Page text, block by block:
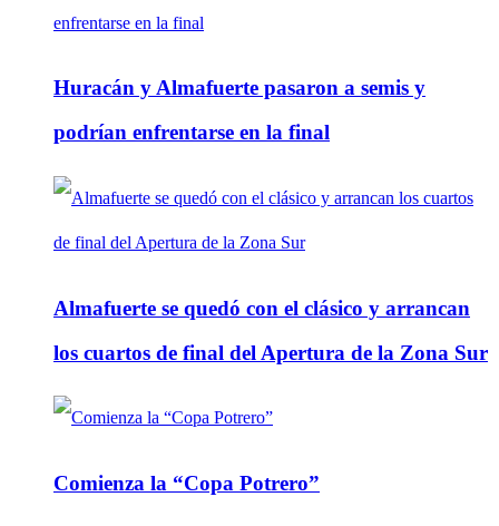
Huracán y Almafuerte pasaron a semis y
podrían enfrentarse en la final
Almafuerte se quedó con el clásico y arrancan
los cuartos de final del Apertura de la Zona Sur
Comienza la “Copa Potrero”